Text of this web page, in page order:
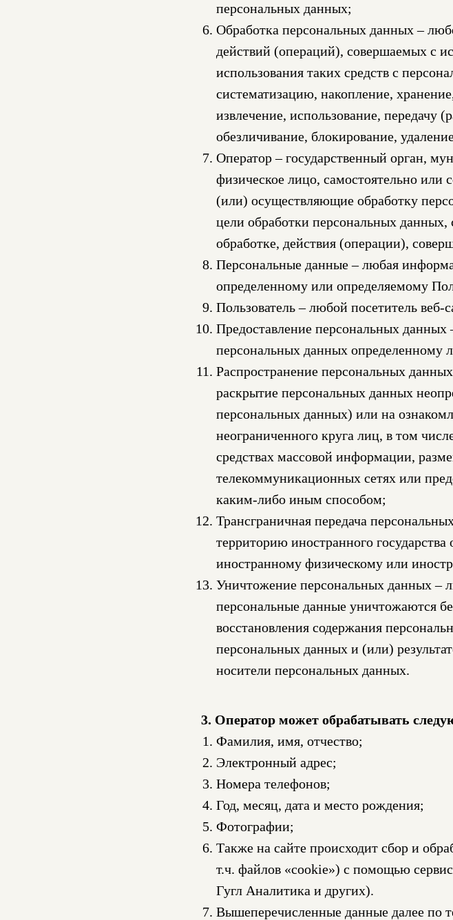
персональных данных;
Обработка персональных данных –
действий (операций), совершаемых с
использования таких средств с
систематизацию, накопление,
извлечение, использование, передачу
обезличивание, блокирование,
Оператор – государственный орган,
физическое лицо, самостоятельно
(или) осуществляющие обработку
цели обработки персональных
обработке, действия (операции),
Персональные данные – любая
определенному или определяемому
Пользователь – любой посетитель веб-
Предоставление персональных данных
персональных данных определенному
Распространение персональных
раскрытие персональных данных
персональных данных) или на
неограниченного круга лиц, в том
средствах массовой информации,
телекоммуникационных сетях или
каким-либо иным способом;
Трансграничная передача
территорию иностранного государства
иностранному физическому или
Уничтожение персональных данных –
персональные данные уничтожаются
восстановления содержания
персональных данных и (или)
носители персональных данных.
3. Оператор может обрабатывать
Фамилия, имя, отчество;
Электронный адрес;
Номера телефонов;
Год, месяц, дата и место рождения;
Фотографии;
Также на сайте происходит сбор и
т.ч. файлов «cookie») с помощью
Гугл Аналитика и других).
Вышеперечисленные данные далее по